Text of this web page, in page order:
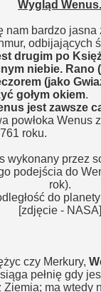
Wygląd Wenus.
nam bardzo jasna
odbijających
drugim po
niebie. Rano
(jako
gołym okiem.
jest zawsze
powłoka Wenus
roku.
wykonany przez
podejścia do
rok).
do
[zdjęcie - NASA]
czy Merkury,
pełnię gdy
Ziemia; ma wtedy